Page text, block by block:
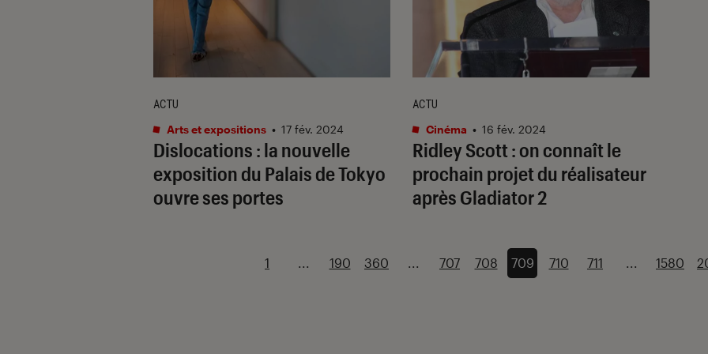
Dislocations : la nouvelle
exposition du Palais de Tokyo
ouvre ses portes
ACTU
Arts et expositions • 17 fév. 2024
Ridley Scott : on connaît le
prochain projet du réalisateur
après Gladiator 2
ACTU
Cinéma • 16 fév. 2024
1 ... 190 360 ... 707 708 709 710 711 ... 1580